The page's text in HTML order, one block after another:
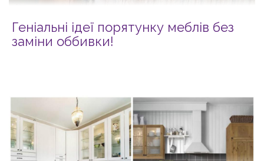
Геніальні ідеї порятунку меблів без
заміни оббивки!